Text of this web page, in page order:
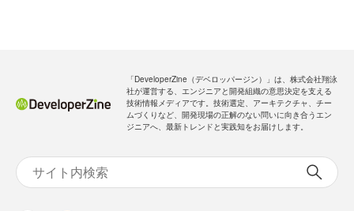
「DeveloperZine（デベロッパージン）」は、株式会社翔泳
社が運営する、エンジニアと開発組織の意思決定を支える
技術情報メディアです。技術選定、アーキテクチャ、チー
ムづくりなど、開発現場の正解のない問いに向き合うエン
ジニアへ、最新トレンドと実践知をお届けします。